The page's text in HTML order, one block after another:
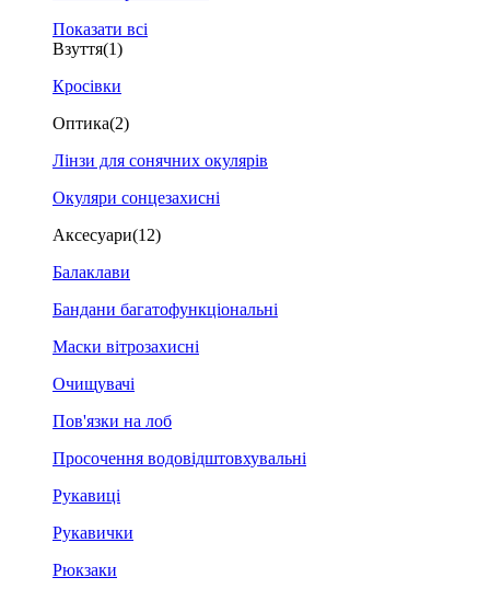
Показати всі
Взуття(1)
Кросівки
Оптика(2)
Лінзи для сонячних окулярів
Окуляри сонцезахисні
Аксесуари(12)
Балаклави
Бандани багатофункціональні
Маски вітрозахисні
Очищувачі
Пов'язки на лоб
Просочення водовідштовхувальні
Рукавиці
Рукавички
Рюкзаки